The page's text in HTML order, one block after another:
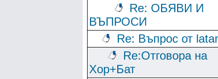
Re: ОБЯВИ И
ВЪПРОСИ
Re: Въпрос от
Re:Отговора на
Хор+Бат